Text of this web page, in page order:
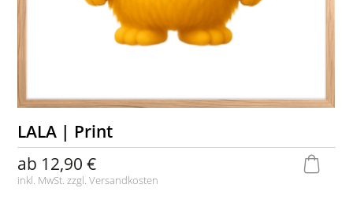
LALA | Print
ab 12,90 €
inkl. MwSt. zzgl.Versandkosten